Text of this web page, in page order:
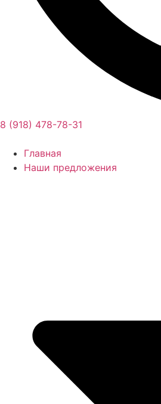
8 (918) 478-78-31
Главная
Наши предложения